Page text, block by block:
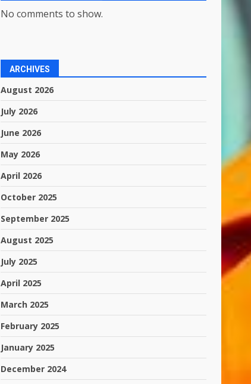
No comments to show.
ARCHIVES
August 2026
July 2026
June 2026
May 2026
April 2026
October 2025
September 2025
August 2025
July 2025
April 2025
March 2025
February 2025
January 2025
December 2024